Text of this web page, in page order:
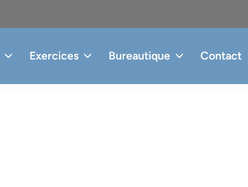
Exercices Bureautique Contact